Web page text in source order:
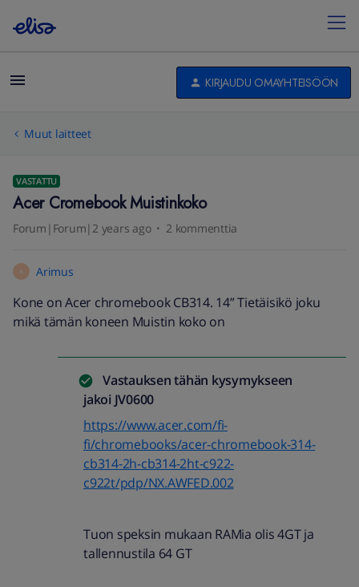
KIRJAUDU OMAYHTEISÖÖN
Muut laitteet
VASTATTU
Acer Cromebook Muistinkoko
Forum|Forum|2 years ago 2 kommenttia
A Arimus
Kone on Acer chromebook CB314. 14” Tietäisikö joku
mikä tämän koneen Muistin koko on
Vastauksen tähän kysymykseen
jakoi JV0600
https://www.acer.com/fi-
fi/chromebooks/acer-chromebook-314-
cb314-2h-cb314-2ht-c922-
c922t/pdp/NX.AWFED.002
Tuon speksin mukaan RAMia olis 4GT ja
tallennustila 64 GT